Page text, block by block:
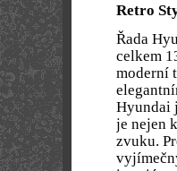
Retro
Řada
celkem
moderní
Hyundai
je nejen
zvuku.